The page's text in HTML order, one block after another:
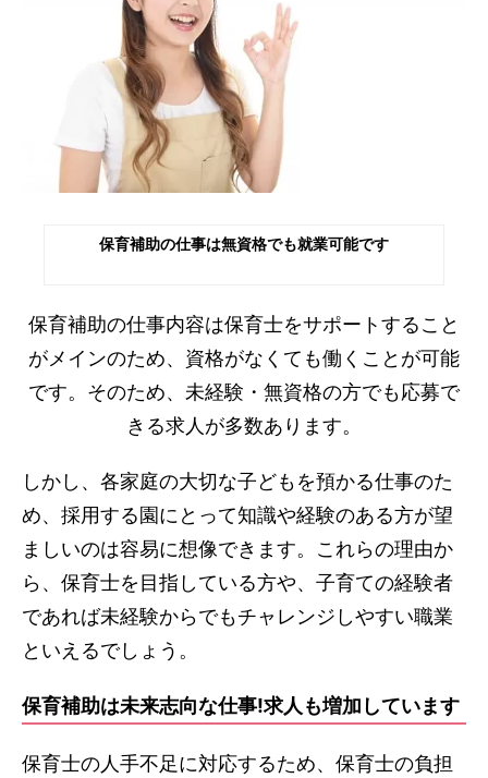
保育補助の仕事は無資格でも就業可能です
保育補助の仕事内容は保育士をサポートすること
がメインのため、資格がなくても働くことが可能
です。そのため、未経験・無資格の方でも応募で
きる求人が多数あります。
しかし、各家庭の大切な子どもを預かる仕事のた
め、採用する園にとって知識や経験のある方が望
ましいのは容易に想像できます。これらの理由か
ら、保育士を目指している方や、子育ての経験者
であれば未経験からでもチャレンジしやすい職業
といえるでしょう。
保育補助は未来志向な仕事!求人も増加しています
保育士の人手不足に対応するため、保育士の負担